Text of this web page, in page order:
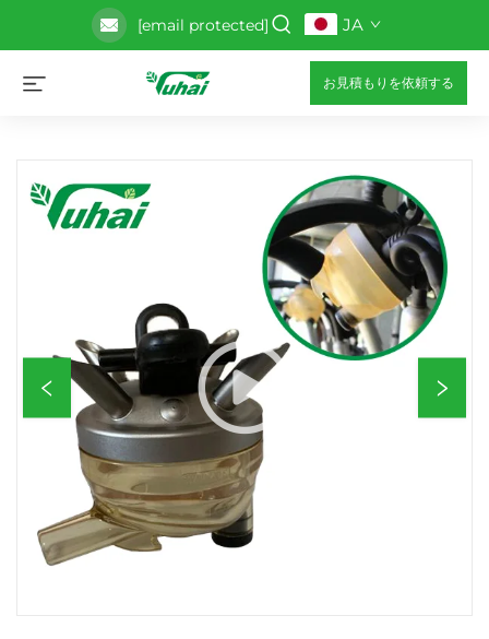
[email protected] JA
お見積もりを依頼する